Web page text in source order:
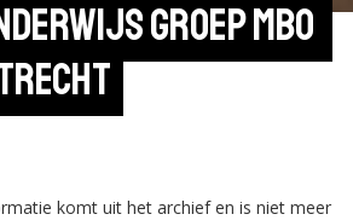
Groep MBO
komt uit het archief en is niet meer